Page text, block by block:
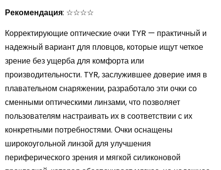
Рекомендация: ☆☆☆☆
Корректирующие оптические очки TYR — практичный и
надежный вариант для пловцов, которые ищут четкое
зрение без ущерба для комфорта или
производительности. TYR, заслужившее доверие имя в
плавательном снаряжении, разработало эти очки со
сменными оптическими линзами, что позволяет
пользователям настраивать их в соответствии с их
конкретными потребностями. Очки оснащены
широкоугольной линзой для улучшения
периферического зрения и мягкой силиконовой